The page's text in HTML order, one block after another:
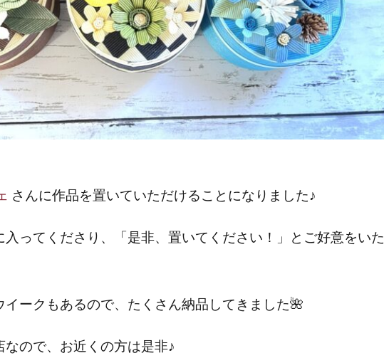
さんに作品を置いていただけることになりました♪
入ってくださり、「是非、置いてください！」とご好意をいた
ークもあるので、たくさん納品してきました🌺
ので、お近くの方は是非♪